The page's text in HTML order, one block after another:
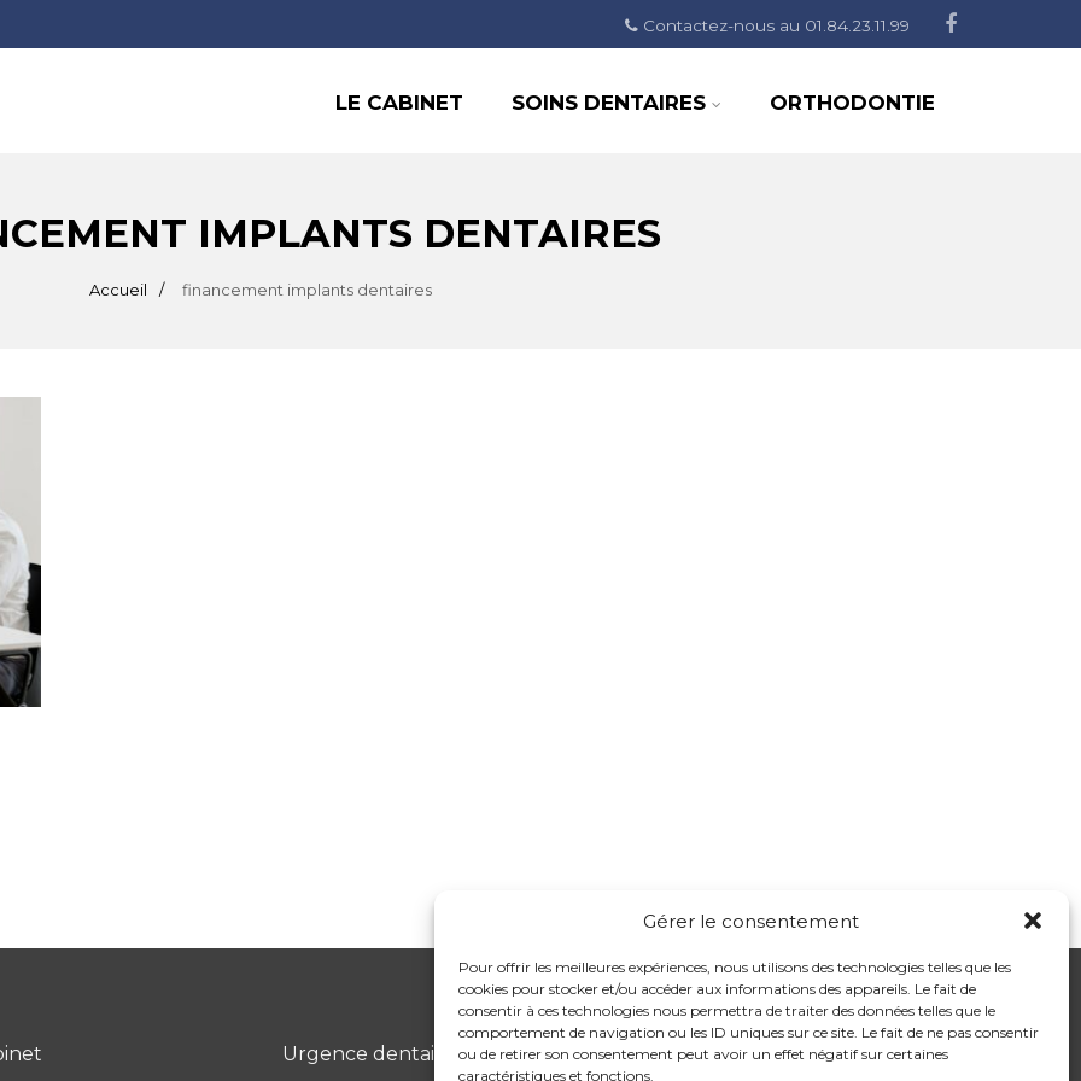
Gérer le consentement
Pour offrir les meilleures expériences, nous utilisons des technologies telles que les
cookies pour stocker et/ou accéder aux informations des appareils. Le fait de
consentir à ces technologies nous permettra de traiter des données telles que le
comportement de navigation ou les ID uniques sur ce site. Le fait de ne pas consentir
ou de retirer son consentement peut avoir un effet négatif sur certaines
caractéristiques et fonctions.
Contactez-nous au 01.84.23.11.99
LE CABINET SOINS DENTAIRES ORTHODONTIE
IMPLANTS DENTAIRES
Accueil financement implants dentaires
Urgence dentaire
Cabinet Dentaire Cachan